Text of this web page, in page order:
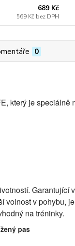
689 Kč
569 Kč bez DPH
0
který je speciálně
Garantující
v pohybu,
na tréninky.
pas